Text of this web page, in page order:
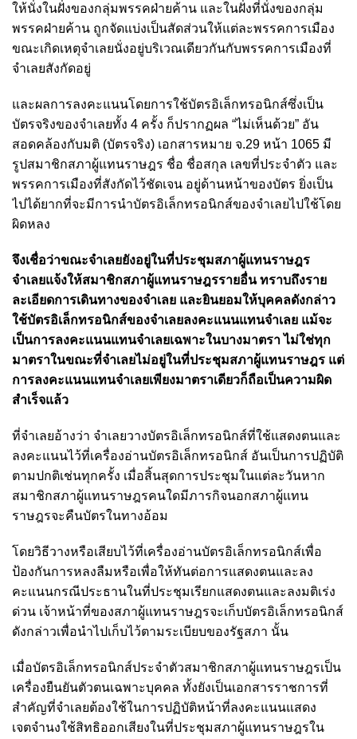
ให้นั่งในฝั่งของกลุ่มพรรคฝ่ายค้าน และในฝั่งที่นั่งของกลุ่ม
พรรคฝ่ายค้าน ถูกจัดแบ่งเป็นสัดส่วนให้แต่ละพรรคการเมือง
ขณะเกิดเหตุจำเลยนั่งอยู่บริเวณเดียวกันกับพรรคการเมืองที่
จำเลยสังกัดอยู่
และผลการลงคะแนนโดยการใช้บัตรอิเล็กทรอนิกส์ซึ่งเป็น
บัตรจริงของจำเลยทั้ง 4 ครั้ง ก็ปรากฏผล “ไม่เห็นด้วย” อัน
สอดคล้องกับมติ (บัตรจริง) เอกสารหมาย จ.29 หน้า 1065 มี
รูปสมาชิกสภาผู้แทนราษฎร ชื่อ ชื่อสกุล เลขที่ประจำตัว และ
พรรคการเมืองที่สังกัดไว้ชัดเจน อยู่ด้านหน้าของบัตร ยิ่งเป็น
ไปได้ยากที่จะมีการนำบัตรอิเล็กทรอนิกส์ของจำเลยไปใช้โดย
ผิดหลง
จึงเชื่อว่าขณะจำเลยยังอยู่ในที่ประชุมสภาผู้แทนราษฎร
จำเลยแจ้งให้สมาชิกสภาผู้แทนราษฎรรายอื่น ทราบถึงราย
ละเอียดการเดินทางของจำเลย และยินยอมให้บุคคลดังกล่าว
ใช้บัตรอิเล็กทรอนิกส์ของจำเลยลงคะแนนแทนจำเลย แม้จะ
เป็นการลงคะแนนแทนจำเลยเฉพาะในบางมาตรา ไม่ใช่ทุก
มาตราในขณะที่จำเลยไม่อยู่ในที่ประชุมสภาผู้แทนราษฎร แต่
การลงคะแนนแทนจำเลยเพียงมาตราเดียวก็ถือเป็นความผิด
สำเร็จแล้ว
ที่จำเลยอ้างว่า จำเลยวางบัตรอิเล็กทรอนิกส์ที่ใช้แสดงตนและ
ลงคะแนนไว้ที่เครื่องอ่านบัตรอิเล็กทรอนิกส์ อันเป็นการปฏิบัติ
ตามปกติเช่นทุกครั้ง เมื่อสิ้นสุดการประชุมในแต่ละวันหาก
สมาชิกสภาผู้แทนราษฎรคนใดมีภารกิจนอกสภาผู้แทน
ราษฎรจะคืนบัตรในทางอ้อม
โดยวิธีวางหรือเสียบไว้ที่เครื่องอ่านบัตรอิเล็กทรอนิกส์เพื่อ
ป้องกันการหลงลืมหรือเพื่อให้ทันต่อการแสดงตนและลง
คะแนนกรณีประธานในที่ประชุมเรียกแสดงตนและลงมติเร่ง
ด่วน เจ้าหน้าที่ของสภาผู้แทนราษฎรจะเก็บบัตรอิเล็กทรอนิกส์
ดังกล่าวเพื่อนำไปเก็บไว้ตามระเบียบของรัฐสภา นั้น
เมื่อบัตรอิเล็กทรอนิกส์ประจำตัวสมาชิกสภาผู้แทนราษฎรเป็น
เครื่องยืนยันตัวตนเฉพาะบุคคล ทั้งยังเป็นเอกสารราชการที่
สำคัญที่จำเลยต้องใช้ในการปฏิบัติหน้าที่ลงคะแนนแสดง
เจตจำนงใช้สิทธิออกเสียงในที่ประชุมสภาผู้แทนราษฎรใน